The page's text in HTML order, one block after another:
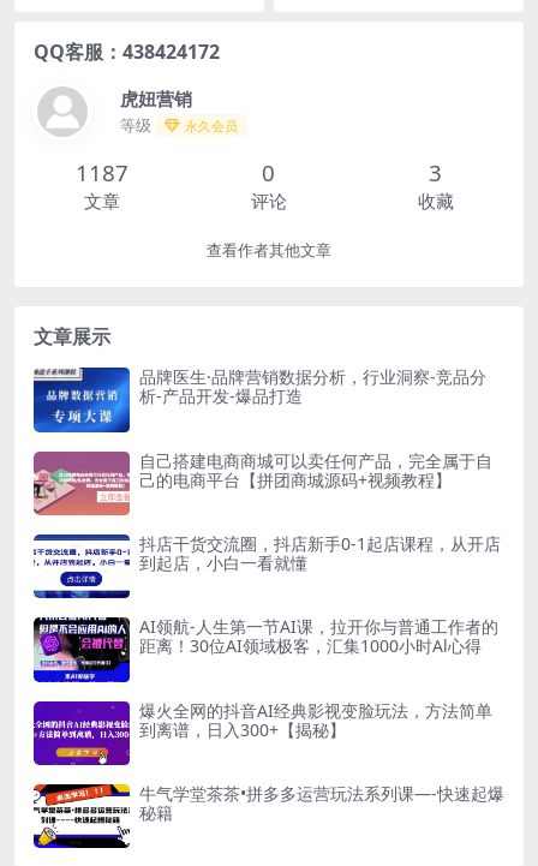
QQ客服：438424172
虎妞营销
等级 永久会员
1187
文章
0
评论
3
收藏
查看作者其他文章
文章展示
品牌医生·品牌营销数据分析，行业洞察-竞品分
析-产品开发-爆品打造
自己搭建电商商城可以卖任何产品，完全属于自
己的电商平台【拼团商城源码+视频教程】
抖店干货交流圈，抖店新手0-1起店课程，从开店
到起店，小白一看就懂
AI领航-人生第一节AI课，拉开你与普通工作者的
距离！30位AI领域极客，汇集1000小时Al心得
爆火全网的抖音AI经典影视变脸玩法，方法简单
到离谱，日入300+【揭秘】
牛气学堂茶茶•拼多多运营玩法系列课—-快速起爆
秘籍